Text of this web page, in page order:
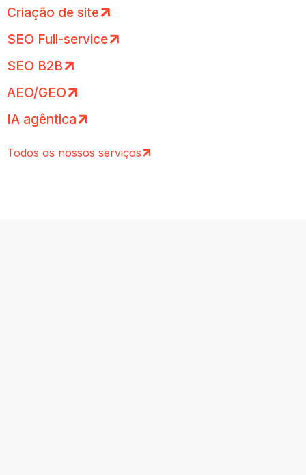
Criação de site
SEO Full-service
SEO B2B
AEO/GEO
IA agêntica
Todos os nossos serviços